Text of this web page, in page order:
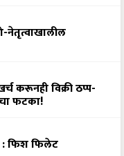
नेतृत्वाखालील
करूनही विक्री ठप्प-
फटका!
: फिश फिलेट